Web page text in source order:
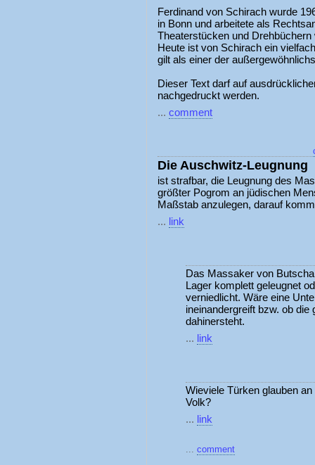
Ferdinand von Schirach wurde
in Bonn und arbeitete als
Theaterstücken und
Heute ist von Schirach ein
gilt als einer der
Dieser Text darf auf
nachgedruckt werden.
... comment
Die Auschwitz-Leugnung
ist strafbar, die Leugnung des
größter Pogrom an jüdischen
Maßstab anzulegen, darauf
... link
Das Massaker von
Lager komplett geleugnet
verniedlicht. Wäre eine
ineinandergreift bzw. ob die
dahinersteht.
... link
Wieviele Türken glauben
Volk?
... link
... comment